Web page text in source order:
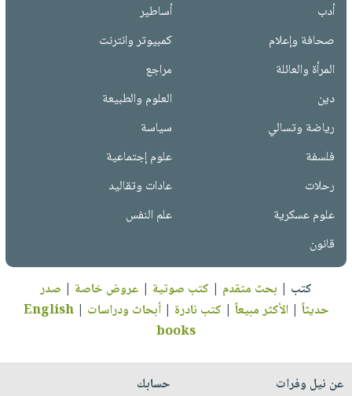
أدب
أساطير
صحافة وإعلام
كمبيوتر وانترنت
المرأة والعائلة
مراجع
دين
العلوم والطبيعة
رياضة وتسالي
سياسة
فلسفة
علوم إجتماعية
رحلات
عادات وتقاليد
علوم عسكرية
علم النفس
قانون
كتب | بحث متقدم | كتب صوتية | عروض خاصة | صدر
حديثاً |الأكثر مبيعاً | كتب نادرة |أبحاث ودراسات |
English
books
عن نيل وفرات
حسابك